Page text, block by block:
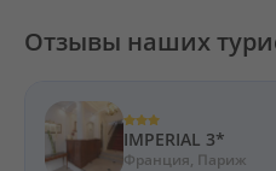
Отзывы наших
IMPERIAL 3*
Франция, Париж